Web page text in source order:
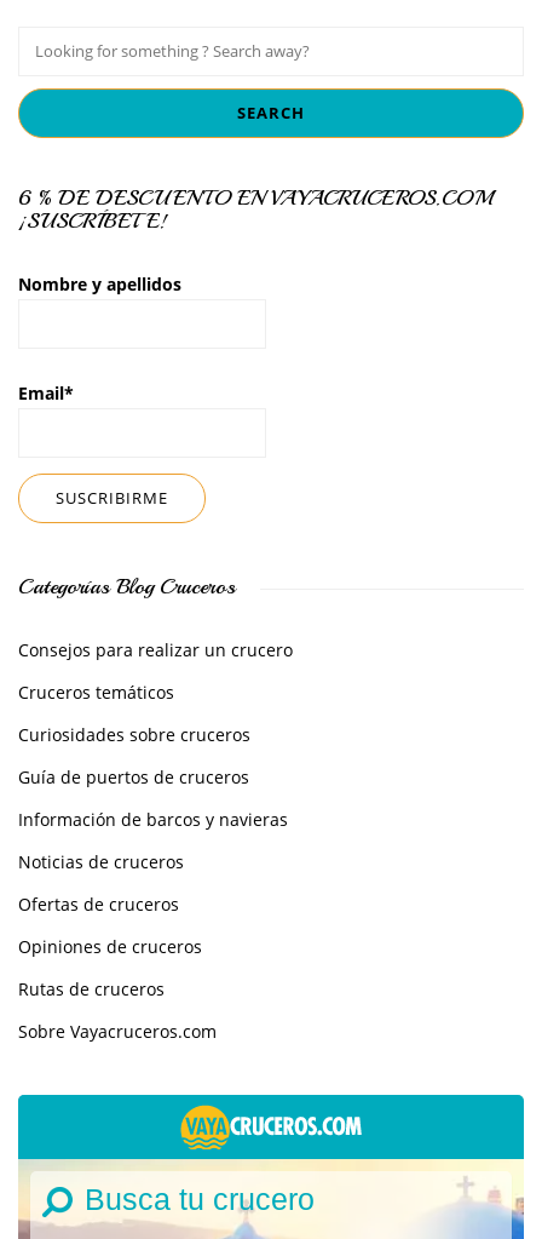
6 % DE DESCUENTO EN VAYACRUCEROS.COM
¡SUSCRÍBETE!
Nombre y apellidos
Email*
Categorías Blog Cruceros
Consejos para realizar un crucero
Cruceros temáticos
Curiosidades sobre cruceros
Guía de puertos de cruceros
Información de barcos y navieras
Noticias de cruceros
Ofertas de cruceros
Opiniones de cruceros
Rutas de cruceros
Sobre Vayacruceros.com
Busca tu crucero